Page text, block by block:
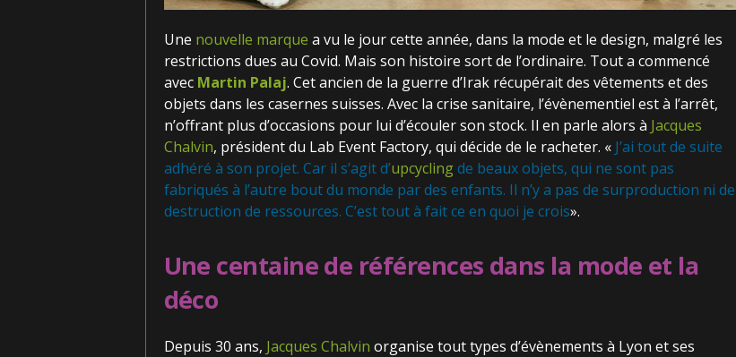
Une nouvelle marque a vu le jour cette année, dans la mode et le design, malgré les
restrictions dues au Covid. Mais son histoire sort de l’ordinaire. Tout a commencé
avec Martin Palaj. Cet ancien de la guerre d’Irak récupérait des vêtements et des
objets dans les casernes suisses. Avec la crise sanitaire, l’évènementiel est à l’arrêt,
n’offrant plus d’occasions pour lui d’écouler son stock. Il en parle alors à Jacques
Chalvin, président du Lab Event Factory, qui décide de le racheter. « J’ai tout de suite
adhéré à son projet. Car il s’agit d’upcyclingde beaux objets, qui ne sont pas
fabriqués à l’autre bout du monde par des enfants. Il n’y a pas de surproduction ni de
destruction de ressources. C’est tout à fait ce en quoi je crois».
Une centaine de références dans la mode et la
déco
Depuis 30 ans, Jacques Chalvin organise tout types d’évènements à Lyon et ses